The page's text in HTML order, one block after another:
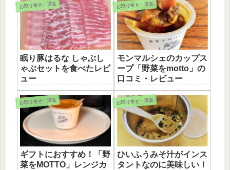
お取り寄せ・通販
眠り豚はるな しゃぶし
ゃぶセットを食べたレビ
ュー
お取り寄せ・通販
モンマルシェのカップス
ープ「野菜をmotto」の
口コミ・レビュー
お取り寄せ・通販
ギフトにおすすめ！「野
菜をMOTTO」レンジカ
お取り寄せ・通販
ひいふうみそ汁がインス
タントなのに美味しい！